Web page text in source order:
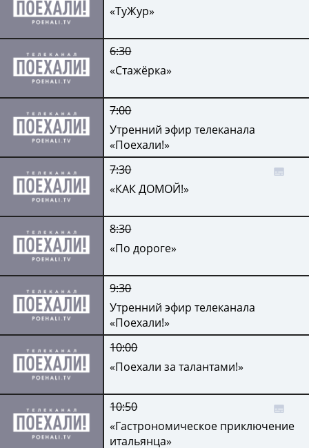
«ТуЖур»
6:30
«Стажёрка»
7:00
Утренний эфир телеканала
«Поехали!»
7:30
«КАК ДОМОЙ!»
8:30
«По дороге»
9:30
Утренний эфир телеканала
«Поехали!»
10:00
«Поехали за талантами!»
10:50
«Гастрономическое приключение
итальянца»